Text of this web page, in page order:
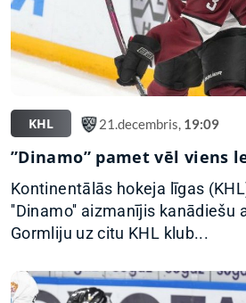
KHL 21.decembris, 19:09
”Dinamo” pamet vēl viens
Kontinentālās hokeja līgas
''Dinamo'' aizmanījis kanādiešu
Gormliju uz citu KHL klub...